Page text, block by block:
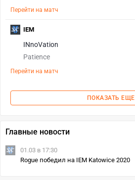
Перейти на матч
INnoVation
Patience
Перейти на матч
IEM
ПОКАЗАТЬ ЕЩЕ
Главные новости
01.03 в 17:30
Rogue победил на IEM Katowice 2020